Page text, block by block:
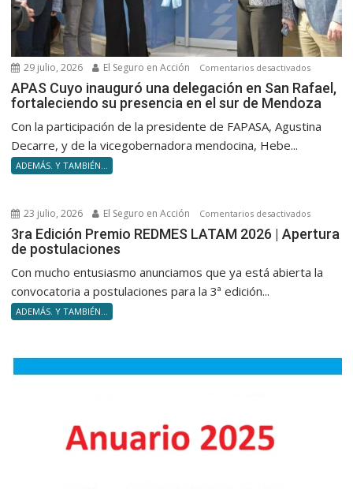
29 julio, 2026 El Seguro en Acción Comentarios desactivadosen
APAS
Cuyo
su
en
APAS Cuyo inauguró una delegación en San Rafael,
fortaleciendo su presencia en el sur de Mendoza
Con la participación de la presidente de FAPASA, Agustina
Decarre, y de la vicegobernadora mendocina, Hebe...
ADEMÁS. Y TAMBIÉN...
23 julio, 2026 El Seguro en Acción Comentarios desactivadosen
3ra
3ra Edición Premio REDMES LATAM 2026 | Apertura
de postulaciones
Con mucho entusiasmo anunciamos que ya está abierta la
convocatoria a postulaciones para la 3ª edición...
ADEMÁS. Y TAMBIÉN...